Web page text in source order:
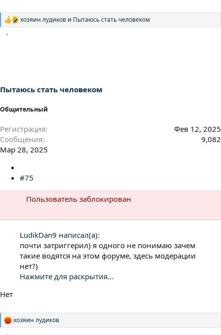
Р
хозяин лудиков и Пытаюсь стать человеком
Пытаюсь стать человеком
Общительный
Регистрация
Фев 12, 2025
Сообщения
9,082
Мар 28, 2025
#75
Пользователь заблокирован
LudikDan9 написал(а):
почти затриггерил) я одного не понимаю зачем
такие водятся на этом форуме, здесь модерации
нет?)
Нажмите для раскрытия...
Нет
Р
хозяин лудиков